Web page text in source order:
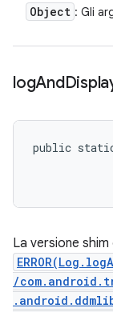
Object : Gli
logAnd
public
La versione shim
/